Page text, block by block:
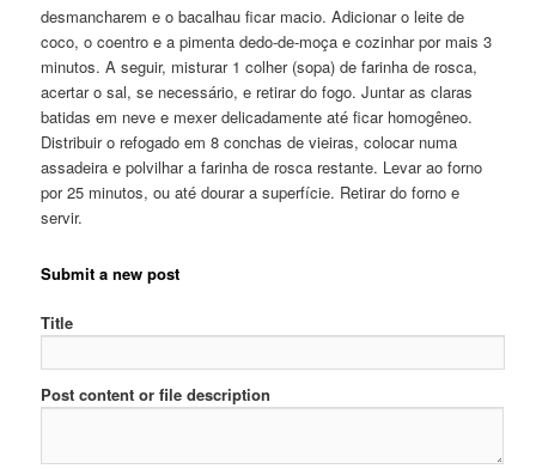
desmancharem e o bacalhau ficar macio. Adicionar o leite de
coco, o coentro e a pimenta dedo-de-moça e cozinhar por mais 3
minutos. A seguir, misturar 1 colher (sopa) de farinha de rosca,
acertar o sal, se necessário, e retirar do fogo. Juntar as claras
batidas em neve e mexer delicadamente até ficar homogêneo.
Distribuir o refogado em 8 conchas de vieiras, colocar numa
assadeira e polvilhar a farinha de rosca restante. Levar ao forno
por 25 minutos, ou até dourar a superfície. Retirar do forno e
servir.
Submit a new post
Title
Post content or file description